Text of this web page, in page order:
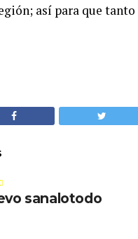
así para que
sanalotodo